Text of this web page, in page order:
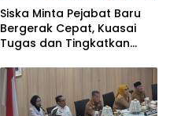
Siska Minta Pejabat Baru
Bergerak Cepat, Kuasai
Tugas dan Tingkatkan